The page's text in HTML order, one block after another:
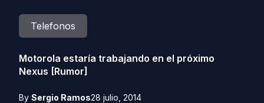
Telefonos
Motorola estaría trabajando en el próximo
Nexus [Rumor]
By Sergio Ramos28 julio, 2014